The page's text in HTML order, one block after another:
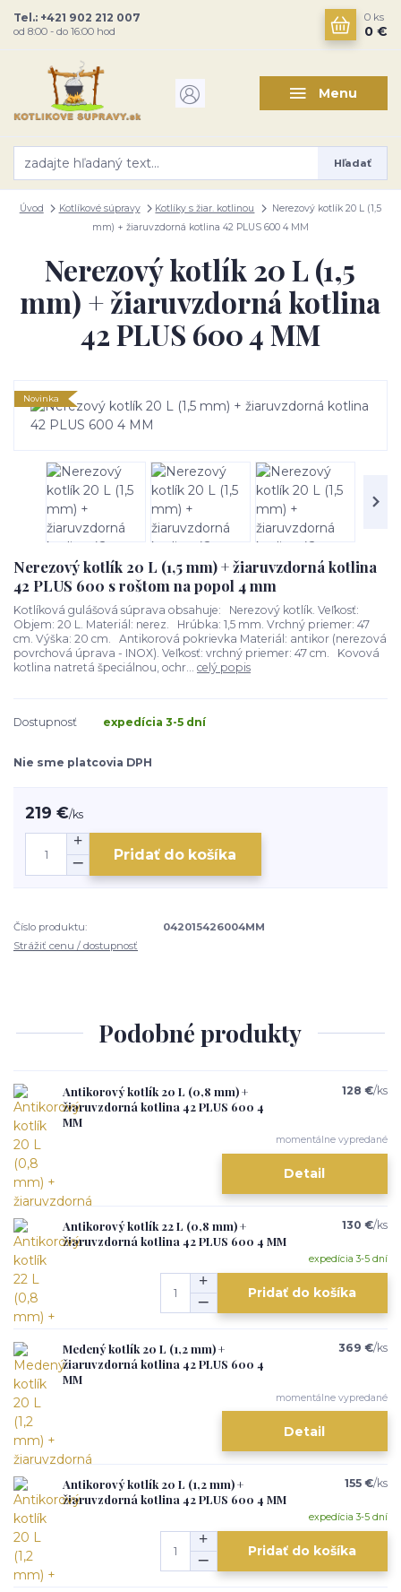
Menu
Hľadať
Tel.: +421 902 212 007
od 8:00 - do 16:00 hod
0 ks
0 €
Úvod Kotlíkové súpravy Kotlíky s žiar. kotlinou
Nerezový kotlík 20 L (1,5
mm) + žiaruvzdorná kotlina 42 PLUS 600 4 MM
Nerezový kotlík 20 L (1,5
mm) + žiaruvzdorná kotlina
42 PLUS 600 4 MM
Novinka
Nerezový kotlík 20 L (1,5 mm) + žiaruvzdorná kotlina
42 PLUS 600 s roštom na popol 4 mm
Kotlíková gulášová súprava obsahuje: Nerezový kotlík. Veľkosť:
Objem: 20 L. Materiál: nerez. Hrúbka: 1,5 mm. Vrchný priemer: 47
cm. Výška: 20 cm. Antikorová pokrievka Materiál: antikor (nerezová
povrchová úprava - INOX). Veľkosť: vrchný priemer: 47 cm. Kovová
kotlina natretá špeciálnou, ochr... celý popis
Dostupnosť expedícia 3-5 dní
Nie sme platcovia DPH
219 €/ks
Pridať do košíka
Číslo produktu:
042015426004MM
Strážiť cenu / dostupnosť
Podobné produkty
Antikorový kotlík 20 L (0,8 mm) +
žiaruvzdorná kotlina 42 PLUS 600 4
MM
128 €/ks
momentálne vypredané
Detail
Antikorový kotlík 22 L (0,8 mm) +
žiaruvzdorná kotlina 42 PLUS 600 4 MM
130 €/ks
expedícia 3-5 dní
Pridať do košíka
Medený kotlík 20 L (1,2 mm) +
žiaruvzdorná kotlina 42 PLUS 600 4
MM
369 €/ks
momentálne vypredané
Detail
Antikorový kotlík 20 L (1,2 mm) +
žiaruvzdorná kotlina 42 PLUS 600 4 MM
155 €/ks
expedícia 3-5 dní
Pridať do košíka